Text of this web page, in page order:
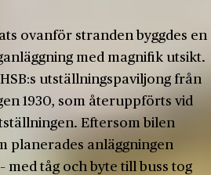
ovanför stranden byggdes en
med magnifik utsikt.
utställningspaviljong från
1930, som återuppförts vid
Eftersom bilen
planerades anläggningen
tåg och byte till buss tog